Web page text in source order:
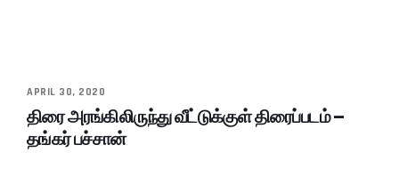
APRIL 30, 2020
திரை அரங்கிலிருந்து வீட்டுக்குள் திரைப்படம் –
தங்கர் பச்சான்